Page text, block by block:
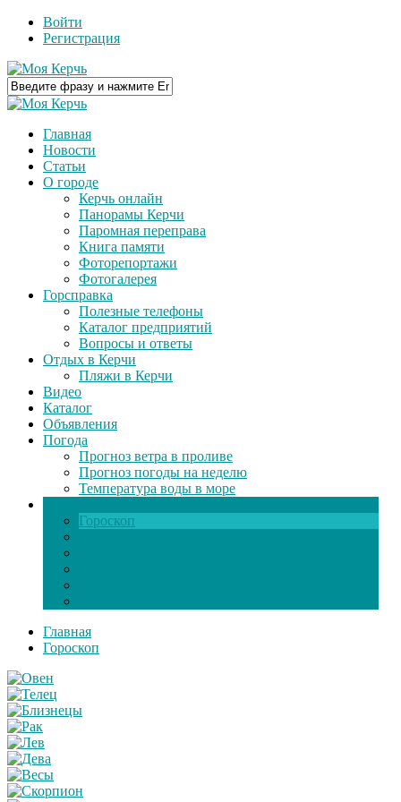
Войти
Регистрация
Главная
Новости
Статьи
О городе
Керчь онлайн
Панорамы Керчи
Паромная переправа
Книга памяти
Фоторепортажи
Фотогалерея
Горсправка
Полезные телефоны
Каталог предприятий
Вопросы и ответы
Отдых в Керчи
Пляжи в Керчи
Видео
Каталог
Объявления
Погода
Прогноз ветра в проливе
Прогноз погоды на неделю
Температура воды в море
Гороскоп
Главная
Гороскоп